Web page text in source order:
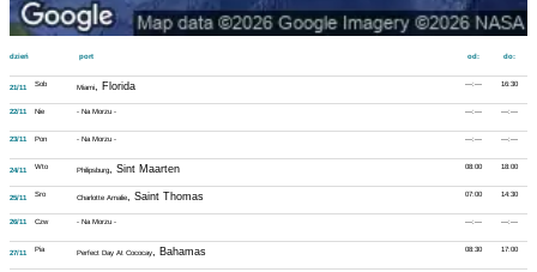
dzień port do:
od:
16:30
---:---
21/11 Sob Miami, Florida
---:---
---:---
22/11 Nie - Na Morzu -
---:---
---:---
23/11 Pon - Na Morzu -
18:00
08:00
24/11 Wto Philipsburg, Sint Maarten
14:30
07:00
25/11 Sro Charlotte Amalie, Saint Thomas
---:---
---:---
26/11 Czw - Na Morzu -
17:00
08:30
27/11 Pia Perfect Day At Cococay, Bahamas